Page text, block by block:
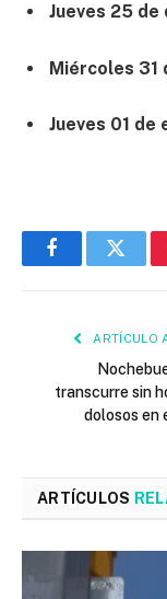
Jueves 25 de
Miércoles 31
Jueves 01 de
Facebook
ARTÍCULO
transcurre sin
dolosos en
ARTÍCULOS